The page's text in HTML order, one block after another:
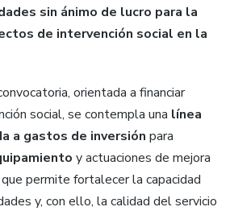
sin ánimo de lucro para la
de intervención social en la
orientada a financiar
social, se contempla una línea
a gastos de inversión para
y actuaciones de mejora
permite fortalecer la capacidad
y, con ello, la calidad del servicio